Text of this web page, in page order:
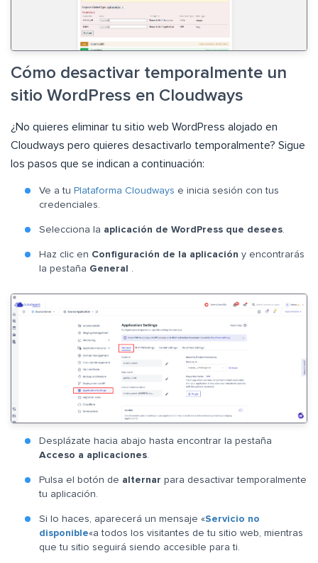
Cómo desactivar temporalmente un
sitio WordPress en Cloudways
¿No quieres eliminar tu sitio web WordPress alojado en
Cloudways pero quieres desactivarlo temporalmente? Sigue
los pasos que se indican a continuación:
Ve a tu Plataforma Cloudways e inicia sesión con tus
credenciales.
Selecciona la aplicación de WordPress que desees.
Haz clic en Configuración de la aplicación y encontrarás
la pestaña General .
Desplázate hacia abajo hasta encontrar la pestaña
Acceso a aplicaciones.
Pulsa el botón de alternar para desactivar temporalmente
tu aplicación.
Si lo haces, aparecerá un mensaje «Servicio no
disponible«a todos los visitantes de tu sitio web, mientras
que tu sitio seguirá siendo accesible para ti.